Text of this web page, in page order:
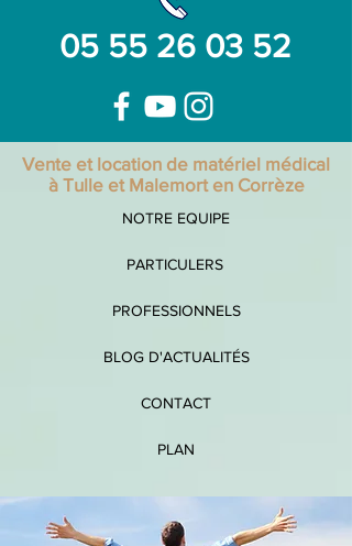
05 55 26 03 52
Vente et location de matériel médical
à Tulle et Malemort en Corrèze
NOTRE EQUIPE
PARTICULERS
PROFESSIONNELS
BLOG D'ACTUALITÉS
CONTACT
PLAN